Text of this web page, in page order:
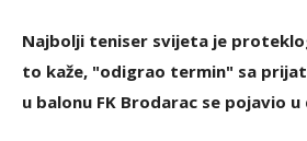
Najbolji teniser svijeta je
to kaže, "odigrao termin" sa
u balonu FK Brodarac se pojavio u